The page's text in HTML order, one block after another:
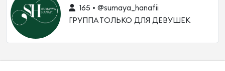
165 • @sumaya_hanafii
ГРУППА ТОЛЬКО ДЛЯ ДЕВУШЕК